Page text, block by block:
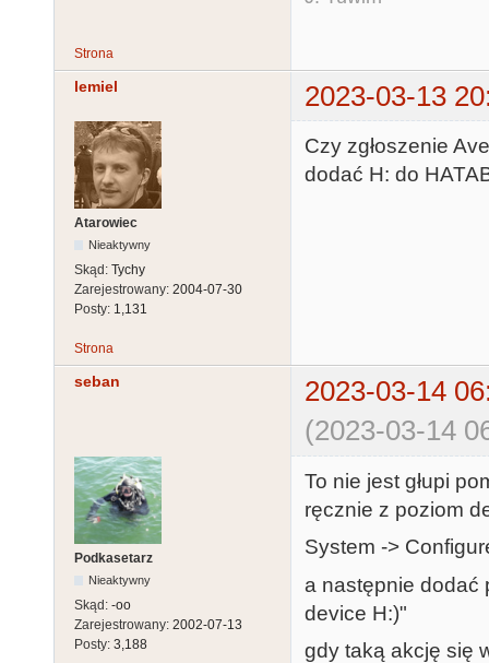
Strona
lemiel 2023-03-13
Atarowiec
Nieaktywny
Skąd: Tychy
Zarejestrowany: 2004-07-30
Posty: 1,131
Czy zgłoszenie
dodać H: do
Strona
seban
2023-03-14
(2023-03-14
Podkasetarz
Nieaktywny
Skąd: -oo
Zarejestrowany: 2002-07-13
Posty: 3,188
To nie jest głupi
ręcznie z poziom
System ->
a następnie dodać
device H:)"
gdy taką akcję się